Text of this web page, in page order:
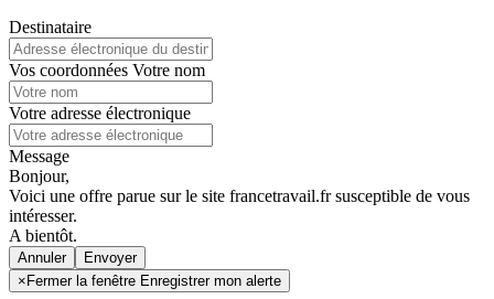
Destinataire
Vos coordonnées Votre nom
Votre adresse électronique
Message
Bonjour,
Voici une offre parue sur le site francetravail.fr susceptible de vous
intéresser.
A bientôt.
Annuler
× Fermer la fenêtre Enregistrer mon alerte